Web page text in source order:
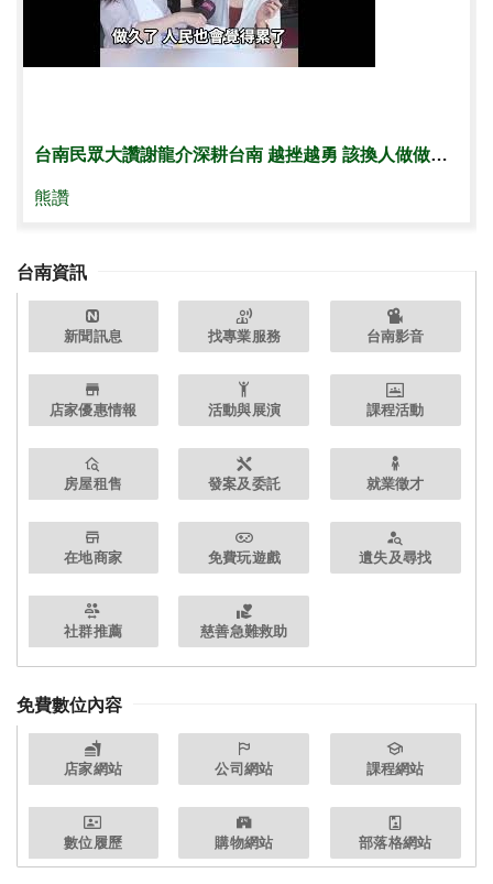
台南民眾大讚謝龍介深耕台南 越挫越勇 該換人做做看了!
熊讚
台南資訊
新聞訊息 找專業服務 台南影音
店家優惠情報 活動與展演 課程活動
房屋租售 發案及委託 就業徵才
在地商家 免費玩遊戲 遺失及尋找
社群推薦 慈善急難救助
免費數位內容
店家網站 公司網站 課程網站
數位履歷 購物網站 部落格網站